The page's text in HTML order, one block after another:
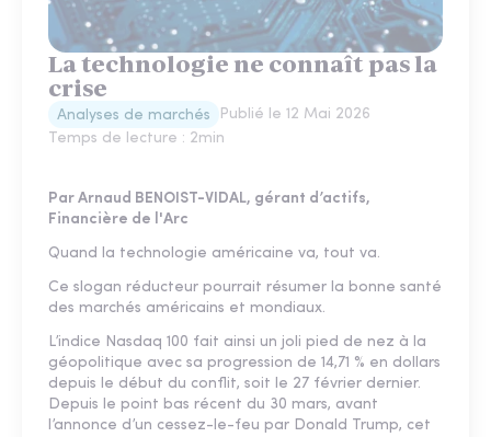
La technologie ne connaît pas la
crise
Analyses de marchés Publié le 12 Mai 2026
Temps de lecture : 2min
Par Arnaud BENOIST-VIDAL, gérant d’actifs,
Financière de l'Arc
Quand la technologie américaine va, tout va.
Ce slogan réducteur pourrait résumer la bonne santé
des marchés américains et mondiaux.
L’indice Nasdaq 100 fait ainsi un joli pied de nez à la
géopolitique avec sa progression de 14,71 % en dollars
depuis le début du conflit, soit le 27 février dernier.
Depuis le point bas récent du 30 mars, avant
l’annonce d’un cessez-le-feu par Donald Trump, cet